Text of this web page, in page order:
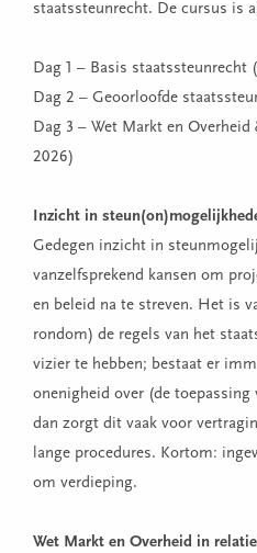
staatssteunrecht. De cursus is
Dag 1 – Basis staatssteunrecht
Dag 2 – Geoorloofde
Dag 3 – Wet Markt en
2026)
Inzicht in
Gedegen inzicht in
vanzelfsprekend kansen om
en beleid na te streven. Het is
rondom) de regels van het
vizier te hebben; bestaat er
onenigheid over (de
dan zorgt dit vaak voor
lange procedures. Kortom:
om verdieping.
Wet Markt en Overheid in